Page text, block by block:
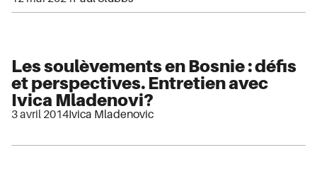
Les soulèvements en Bosnie : défis
et perspectives. Entretien avec
Ivica Mladenovi?
3 avril 2014Ivica Mladenovic